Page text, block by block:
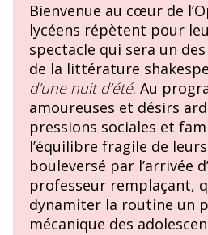
Bienvenue au cœur de
lycéens répètent pour
spectacle qui sera un
de la littérature
d’une nuit d’été. Au
amoureuses et désirs
pressions sociales et
l’équilibre fragile de
bouleversé par l’arrivée
professeur remplaçant,
dynamiter la routine un
mécanique des